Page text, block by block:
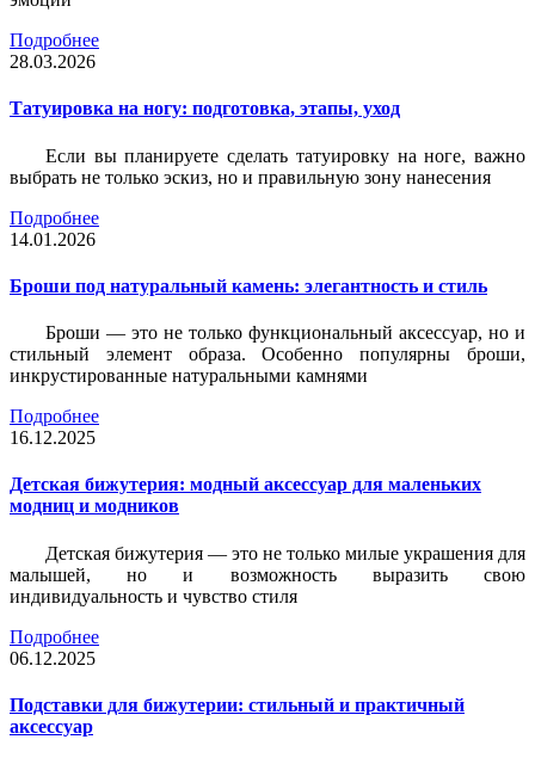
Подробнее
28.03.2026
Татуировка на ногу: подготовка, этапы, уход
Если вы планируете сделать татуировку на ноге, важно
выбрать не только эскиз, но и правильную зону нанесения
Подробнее
14.01.2026
Броши под натуральный камень: элегантность и стиль
Броши — это не только функциональный аксессуар, но и
стильный элемент образа. Особенно популярны броши,
инкрустированные натуральными камнями
Подробнее
16.12.2025
Детская бижутерия: модный аксессуар для маленьких
модниц и модников
Детская бижутерия — это не только милые украшения для
малышей, но и возможность выразить свою
индивидуальность и чувство стиля
Подробнее
06.12.2025
Подставки для бижутерии: стильный и практичный
аксессуар